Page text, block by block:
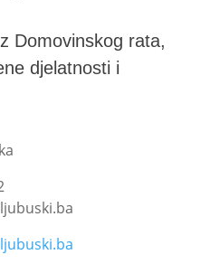
Domovinskog rata,
djelatnosti i